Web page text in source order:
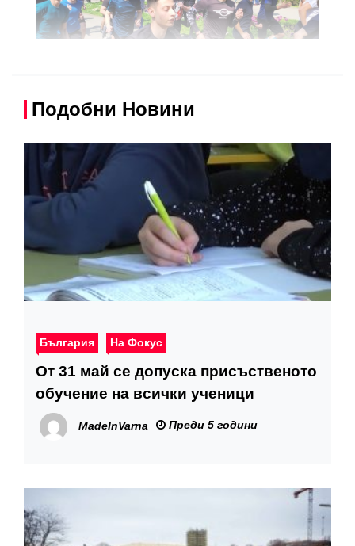
Подобни Новини
България На Фокус
От 31 май се допуска присъственото
обучение на всички ученици
MadeInVarna Преди 5 години